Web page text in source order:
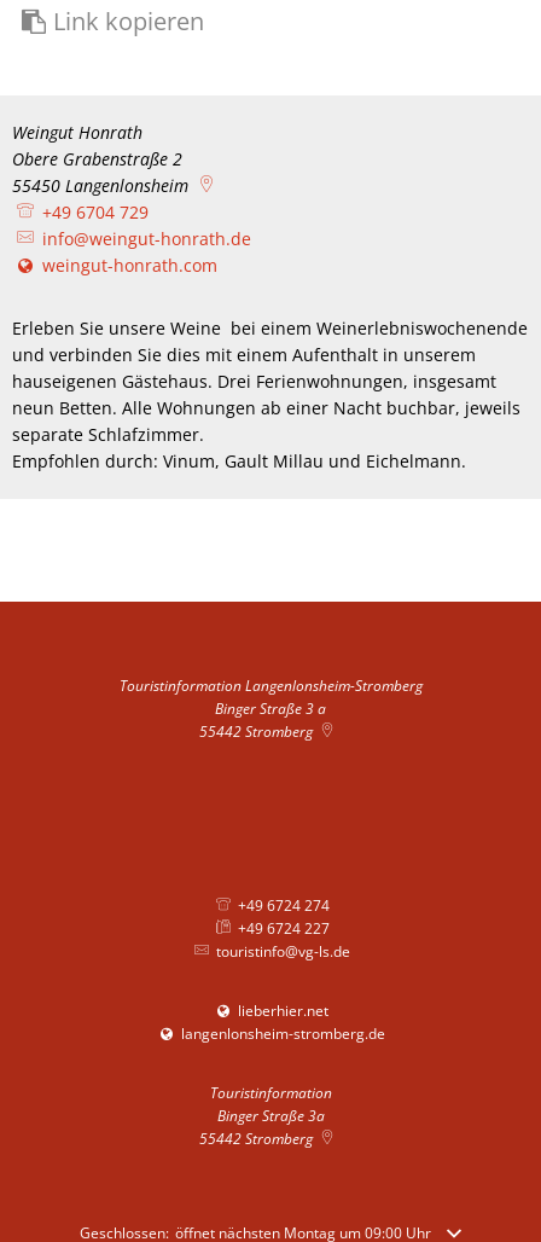
Link kopieren
Weingut Honrath
Obere Grabenstraße 2
55450 Langenlonsheim
+49 6704 729
info@weingut-honrath.de
weingut-honrath.com
Erleben Sie unsere Weine bei einem Weinerlebniswochenende
und verbinden Sie dies mit einem Aufenthalt in unserem
hauseigenen Gästehaus. Drei Ferienwohnungen, insgesamt
neun Betten. Alle Wohnungen ab einer Nacht buchbar, jeweils
separate Schlafzimmer.
Empfohlen durch: Vinum, Gault Millau und Eichelmann.
Touristinformation Langenlonsheim-Stromberg
Binger Straße 3 a
55442Stromberg
+49 6724 274
+49 6724 227
touristinfo@vg-ls.de
lieberhier.net
langenlonsheim-stromberg.de
Touristinformation
Binger Straße 3a
55442Stromberg
Klicken, um weitere Öffnungs- oder Schließzeiten auszublenden
Geschlossen: öffnet nächsten Montag um 09:00 Uhr